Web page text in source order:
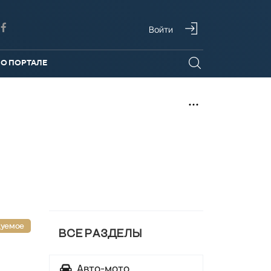
Войти
О ПОРТАЛЕ
ВСЕ РАЗДЕЛЫ